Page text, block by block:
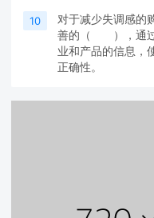
10
对于减少失调感的
善的（ ），通过
业和产品的信息，
正确性。